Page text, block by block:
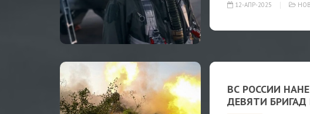
12-АПР-2025
ВС РОССИИ
ДЕВЯТИ